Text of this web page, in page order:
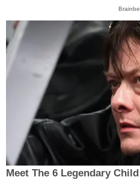
Meet The 6 Legendary